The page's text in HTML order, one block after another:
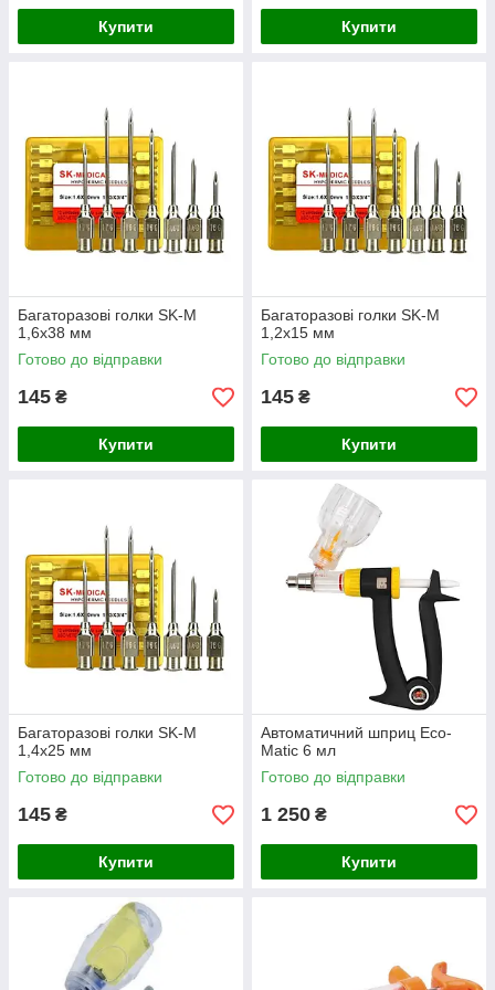
Купити Купити
Багаторазові голки SK-M
1,6х38 мм
Готово до відправки
145 ₴
Купити
Багаторазові голки SK-M
1,2х15 мм
Готово до відправки
145 ₴
Купити
Багаторазові голки SK-M
1,4х25 мм
Готово до відправки
145 ₴
Купити
Автоматичний шприц Eco-
Matic 6 мл
Готово до відправки
1 250 ₴
Купити